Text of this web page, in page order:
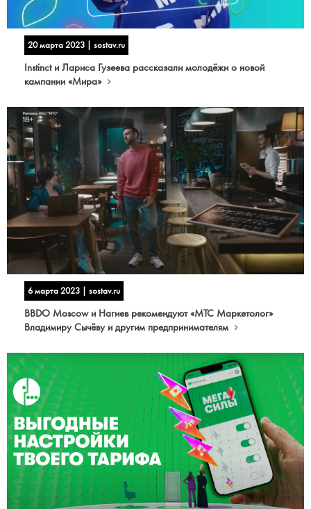
20 марта 2023 | sostav.ru
Instinct и Лариса Гузеева рассказали молодёжи о новой
кампании «Мира»
6 марта 2023 | sostav.ru
BBDO Moscow и Нагиев рекомендуют «МТС Маркетолог»
Владимиру Сычёву и другим предпринимателям